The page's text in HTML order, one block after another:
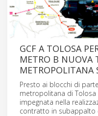
GCF A TOLOSA
METRO B NUOVA
METROPOLITANA
Presto ai blocchi di
metropolitana di Tolosa
impegnata nella
contratto in subappalto